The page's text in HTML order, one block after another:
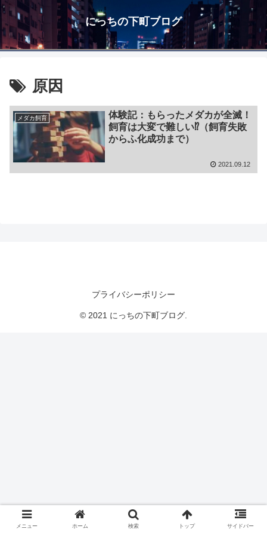
にっちの下町ブログ
原因
メダカ飼育
体験記：もらったメダカが全滅！
飼育は大変で難しい⁉（飼育失敗
からふ化成功まで）
2021.09.12
プライバシーポリシー
© 2021 にっちの下町ブログ.
メニュー ホーム 検索 トップ サイドバー